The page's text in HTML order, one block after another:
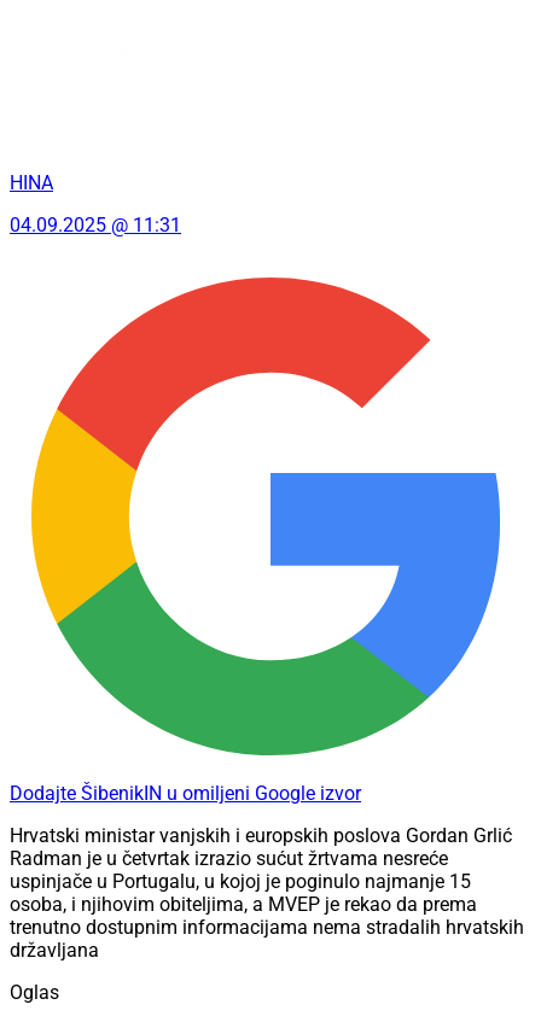
HINA
04.09.2025 @ 11:31
Dodajte ŠibenikIN u omiljeni Google izvor
Hrvatski ministar vanjskih i europskih poslova Gordan Grlić
Radman je u četvrtak izrazio sućut žrtvama nesreće
uspinjače u Portugalu, u kojoj je poginulo najmanje 15
osoba, i njihovim obiteljima, a MVEP je rekao da prema
trenutno dostupnim informacijama nema stradalih hrvatskih
državljana
Oglas